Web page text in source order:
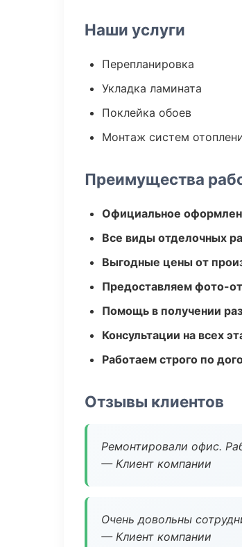
Наши услуги
Перепланировка
Укладка ламината
Поклейка обоев
Монтаж систем
Преимущества
Официальное
Все виды отделочных
Выгодные цены от
Предоставляем фото-
Помощь в получении
Консультации на всех
Работаем строго по
Отзывы клиентов
Ремонтировали офис.
— Клиент компании
Очень довольны
— Клиент компании